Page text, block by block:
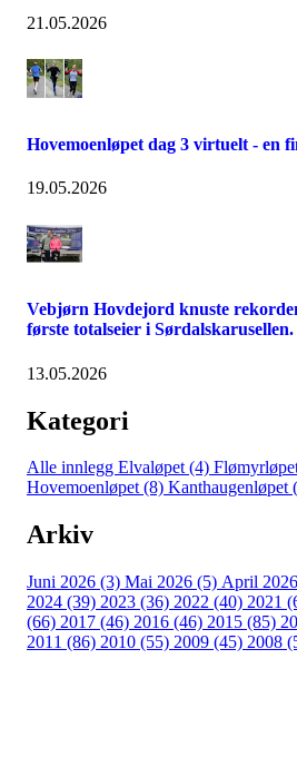
21.05.2026
Hovemoenløpet dag 3 virtuelt - en
19.05.2026
Vebjørn Hovdejord knuste
første totalseier i Sørdalskarusellen.
13.05.2026
Kategori
Alle innlegg Elvaløpet (4)
Hovemoenløpet (8) Kanthaugenløpet
Arkiv
Juni 2026 (3) Mai 2026 (5) April
2024 (39) 2023 (36) 2022 (40) 2021
(66) 2017 (46) 2016 (46) 2015 (85)
2011 (86) 2010 (55) 2009 (45) 2008